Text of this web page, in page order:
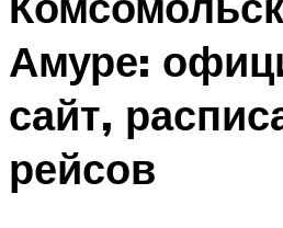
Амуре:
сайт,
рейсов